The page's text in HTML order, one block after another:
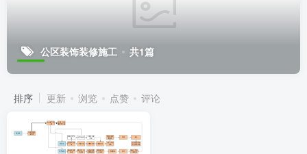
公区装饰装修施工 共1篇
排序 更新 浏览 点赞 评论